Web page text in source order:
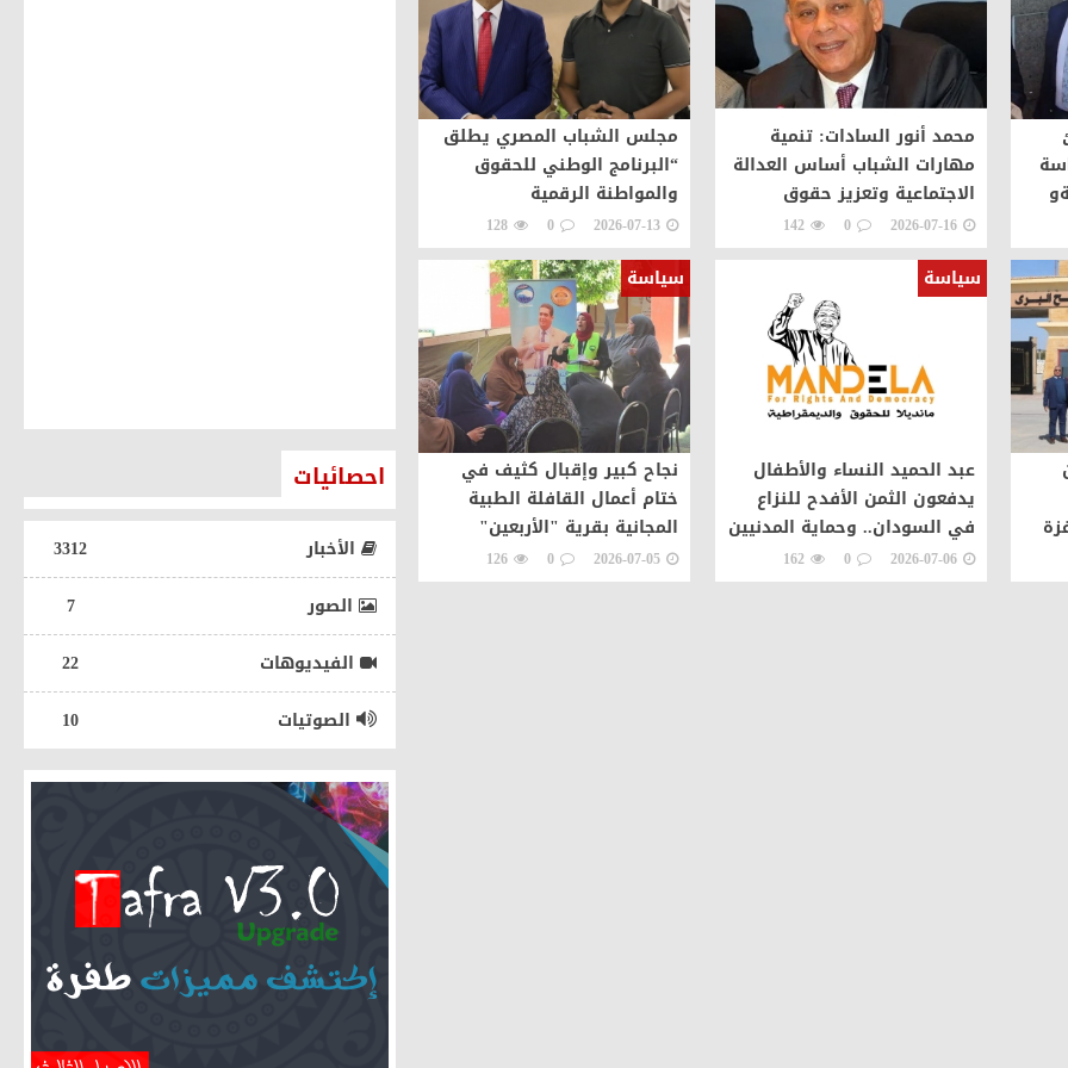
محمد أنور السادات: تنمية
مهارات الشباب أساس العدالة
الاجتماعية وتعزيز حقوق
الإنسان
2026-07-16
0
142
مجلس الشباب المصري يطلق
“البرنامج الوطني للحقوق
والمواطنة الرقمية
2026-07-13
0
128
سياسة
عبد الحميد النساء والأطفال
يدفعون الثمن الأفدح للنزاع
في السودان.. وحماية المدنيين
مسؤولية عاجلة
2026-07-06
0
162
سياسة
نجاح كبير وإقبال كثيف في
ختام أعمال القافلة الطبية
المجانية بقرية "الأربعين"
بدمياط
2026-07-05
0
126
احصائيات
الأخبار
3312
الصور
7
الفيديوهات
22
الصوتيات
10